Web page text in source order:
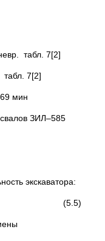
табл. 7[2]
7[2]
мин
ЗИЛ–585
экскаватора:
(tц•кр), (5.5)